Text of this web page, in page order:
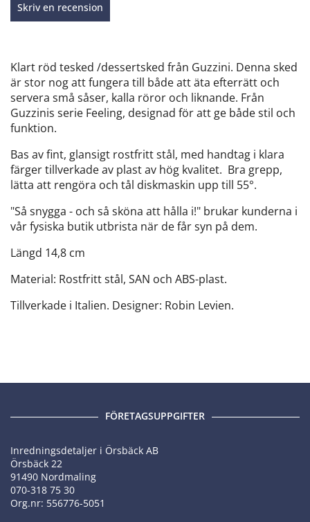
Skriv en recension
Klart röd tesked /dessertsked från Guzzini. Denna sked
är stor nog att fungera till både att äta efterrätt och
servera små såser, kalla röror och liknande. Från
Guzzinis serie Feeling, designad för att ge både stil och
funktion.
Bas av fint, glansigt rostfritt stål, med handtag i klara
färger tillverkade av plast av hög kvalitet. Bra grepp,
lätta att rengöra och tål diskmaskin upp till 55°.
"Så snygga - och så sköna att hålla i!" brukar kunderna i
vår fysiska butik utbrista när de får syn på dem.
Längd 14,8 cm
Material: Rostfritt stål, SAN och ABS-plast.
Tillverkade i Italien. Designer: Robin Levien.
FÖRETAGSUPPGIFTER
Inredningsdetaljer i Örsbäck AB
Örsbäck 22
91490 Nordmaling
070-318 75 30
Org.nr: 556776-5051